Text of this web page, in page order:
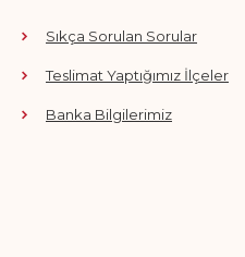
Sıkça Sorulan Sorular
Teslimat Yaptığımız İlçeler
Banka Bilgilerimiz